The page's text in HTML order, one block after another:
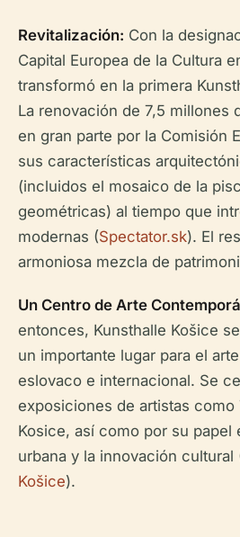
Revitalización: Con la
Capital Europea de la Cultura
transformó en la primera
La renovación de 7,5 millones
en gran parte por la Comisión
sus características
(incluidos el mosaico de la
geométricas) al tiempo que
modernas (Spectator.sk). El
armoniosa mezcla de
Un Centro de Arte
entonces, Kunsthalle Košice
un importante lugar para el
eslovaco e internacional. Se
exposiciones de artistas como
Kosice, así como por su papel
urbana y la innovación cultural
Košice).